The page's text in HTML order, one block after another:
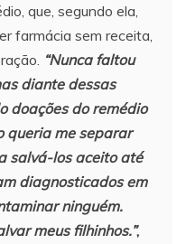
que, segundo ela,
farmácia sem receita,
“Nunca faltou
diante dessas
doações do remédio
queria me separar
salvá-los aceito até
diagnosticados em
ninguém.
meus filhinhos.”,